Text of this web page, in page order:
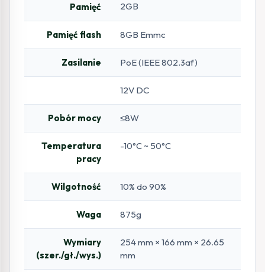
Pamięć 2GB
Pamięć flash 8GB Emmc
Zasilanie PoE (IEEE 802.3af)
12V DC
Pobór mocy ≤8W
Temperatura
pracy
-10°C ~ 50°C
Wilgotność 10% do 90%
Waga 875g
Wymiary
(szer./gł./wys.)
254 mm × 166 mm × 26.65
mm